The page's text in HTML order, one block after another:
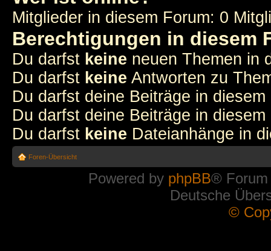
Mitglieder in diesem Forum: 0
Berechtigungen in diesem
Du darfst keine neuen Themen in
Du darfst keine Antworten zu
Du darfst deine Beiträge in
Du darfst deine Beiträge in
Du darfst keine Dateianhänge in
Foren-Übersicht
Powered by phpBB®
Deutsche
©